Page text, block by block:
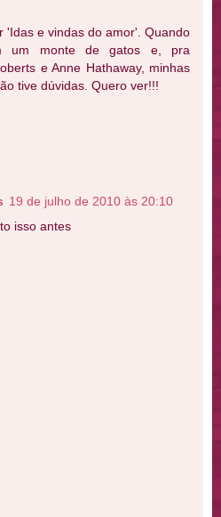
'Idas e vindas do amor'. Quando
um monte de gatos e, pra
e Anne Hathaway, minhas
tive dúvidas. Quero ver!!!
19 de julho de 2010 às 20:10
isso antes